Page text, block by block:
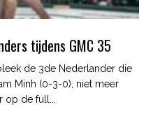
tijdens GMC 35
de 3de Nederlander die
Minh (0-3-0), niet meer
op de full...